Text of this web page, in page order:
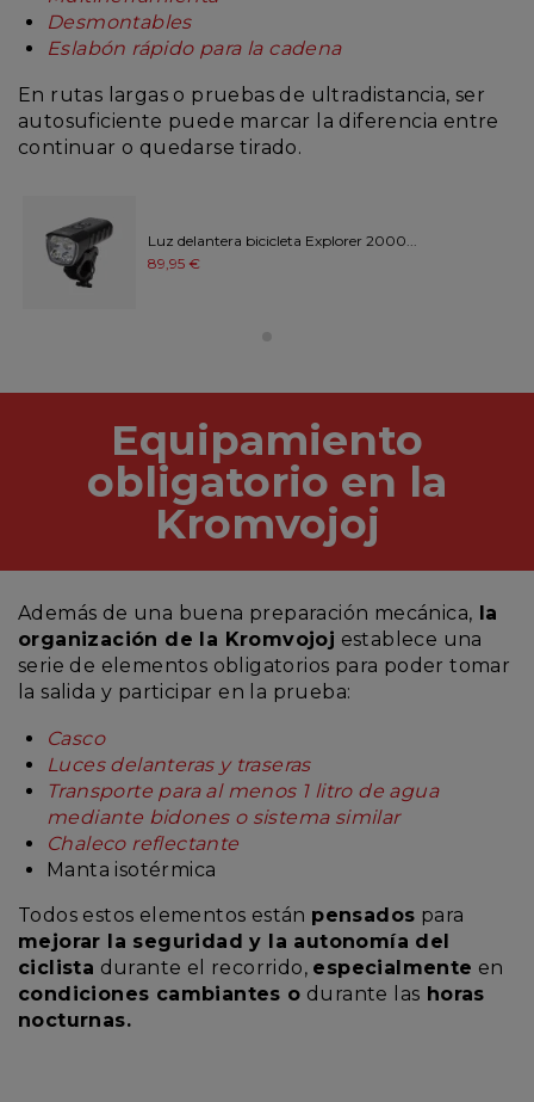
Desmontables
Eslabón rápido para la cadena
En rutas largas o pruebas de ultradistancia, ser
autosuficiente puede marcar la diferencia entre
continuar o quedarse tirado.
Luz delantera bicicleta Explorer 2000...
89,95 €
Equipamiento
obligatorio en la
Kromvojoj
Además de una buena preparación mecánica, la
organización de la Kromvojoj establece una
serie de elementos obligatorios para poder tomar
la salida y participar en la prueba:
Casco
Luces delanteras y traseras
Transporte para al menos 1 litro de agua
mediante bidones o sistema similar
Chaleco reflectante
Manta isotérmica
Todos estos elementos están pensados para
mejorar la seguridad y la autonomía del
ciclista durante el recorrido, especialmente en
condiciones cambiantes o durante las horas
nocturnas.